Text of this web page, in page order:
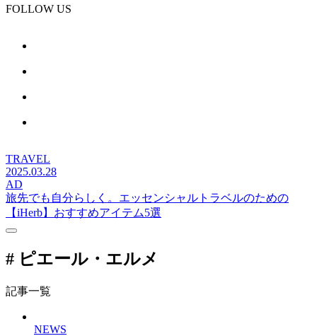
FOLLOW US
TRAVEL
2025.03.28
AD
旅先でも自分らしく。エッセンシャルトラベルのための
【iHerb】おすすめアイテム5選
# ピエール・エルメ
記事一覧
NEWS